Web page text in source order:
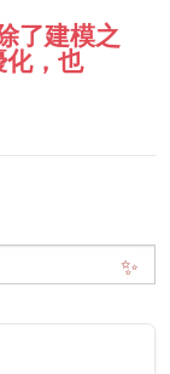
了建模之
，也
✨